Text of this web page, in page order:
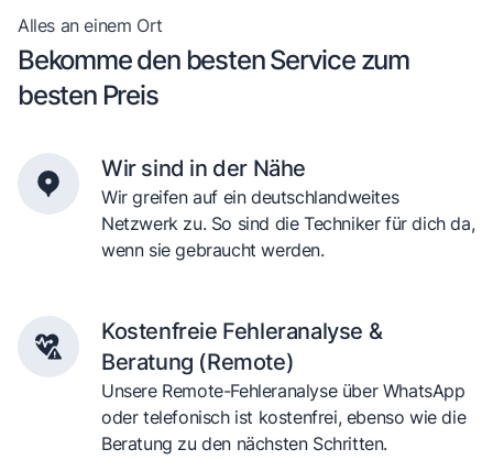
Alles an einem Ort
Bekomme den besten Service zum
besten Preis
Wir sind in der Nähe
Wir greifen auf ein deutschlandweites
Netzwerk zu. So sind die Techniker für dich da,
wenn sie gebraucht werden.
Kostenfreie Fehleranalyse &
Beratung (Remote)
Unsere Remote-Fehleranalyse über WhatsApp
oder telefonisch ist kostenfrei, ebenso wie die
Beratung zu den nächsten Schritten.